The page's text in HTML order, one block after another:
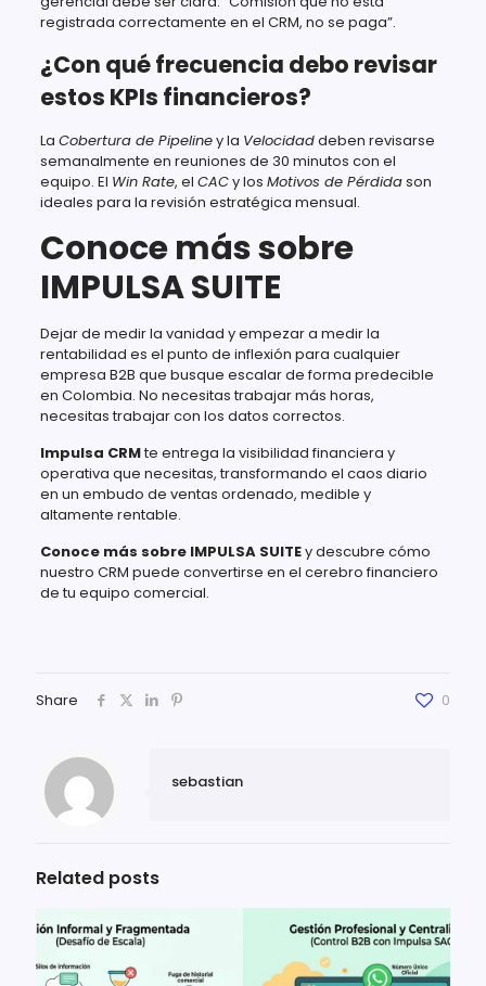
registrada correctamente en el CRM, no se paga”.
¿Con qué frecuencia debo revisar
estos KPIs financieros?
La Cobertura de Pipeliney la Velocidaddeben revisarse
semanalmente en reuniones de 30 minutos con el
equipo. El Win Rate, el CACy los Motivos de Pérdidason
ideales para la revisión estratégica mensual.
Conoce más sobre
IMPULSA SUITE
Dejar de medir la vanidad y empezar a medir la
rentabilidad es el punto de inflexión para cualquier
empresa B2B que busque escalar de forma predecible
en Colombia. No necesitas trabajar más horas,
necesitas trabajar con los datos correctos.
Impulsa CRMte entrega la visibilidad financiera y
operativa que necesitas, transformando el caos diario
en un embudo de ventas ordenado, medible y
altamente rentable.
Conoce más sobre IMPULSA SUITEy descubre cómo
nuestro CRM puede convertirse en el cerebro financiero
de tu equipo comercial.
Share 0
sebastian
Related posts